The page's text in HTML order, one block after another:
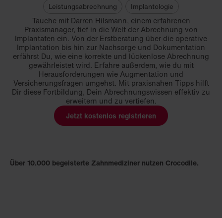
Leistungsabrechnung Implantologie
Tauche mit Darren Hilsmann, einem erfahrenen
Praxismanager, tief in die Welt der Abrechnung von
Implantaten ein. Von der Erstberatung über die operative
Implantation bis hin zur Nachsorge und Dokumentation
erfährst Du, wie eine korrekte und lückenlose Abrechnung
gewährleistet wird. Erfahre außerdem, wie du mit
Herausforderungen wie Augmentation und
Versicherungsfragen umgehst. Mit praxisnahen Tipps hilft
Dir diese Fortbildung, Dein Abrechnungswissen effektiv zu
erweitern und zu vertiefen.
Jetzt kostenlos registrieren
Über 10.000 begeisterte Zahnmediziner nutzen Crocodile.